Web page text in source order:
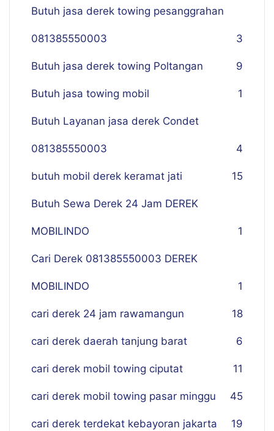
Butuh jasa derek towing pesanggrahan
081385550003 3
Butuh jasa derek towing Poltangan 9
Butuh jasa towing mobil 1
Butuh Layanan jasa derek Condet
081385550003 4
butuh mobil derek keramat jati 15
Butuh Sewa Derek 24 Jam DEREK
MOBILINDO 1
Cari Derek 081385550003 DEREK
MOBILINDO 1
cari derek 24 jam rawamangun 18
cari derek daerah tanjung barat 6
cari derek mobil towing ciputat 11
cari derek mobil towing pasar minggu 45
cari derek terdekat kebayoran jakarta 19